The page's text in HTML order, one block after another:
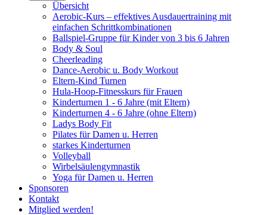
Übersicht
Aerobic-Kurs – effektives Ausdauertraining mit
einfachen Schrittkombinationen
Ballspiel-Gruppe für Kinder von 3 bis 6 Jahren
Body & Soul
Cheerleading
Dance-Aerobic u. Body Workout
Eltern-Kind Turnen
Hula-Hoop-Fitnesskurs für Frauen
Kinderturnen 1 - 6 Jahre (mit Eltern)
Kinderturnen 4 - 6 Jahre (ohne Eltern)
Ladys Body Fit
Pilates für Damen u. Herren
starkes Kinderturnen
Volleyball
Wirbelsäulengymnastik
Yoga für Damen u. Herren
Sponsoren
Kontakt
Mitglied werden!